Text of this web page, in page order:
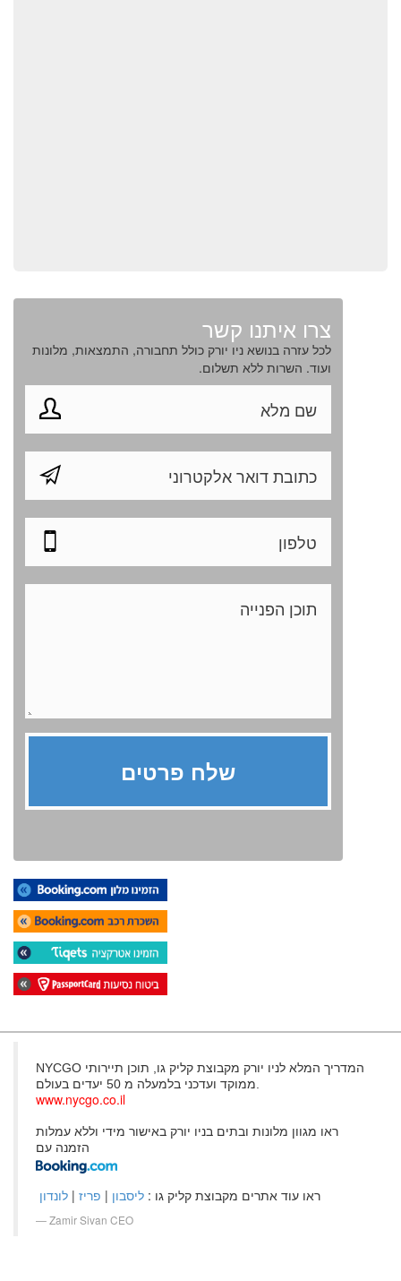
צרו איתנו קשר
לכל עזרה בנושא ניו יורק כולל תחבורה, התמצאות, מלונות
ועוד. השרות ללא תשלום.
NYCGO המדריך המלא לניו יורק מקבוצת קליק גו, תוכן תיירותי
www.nycgo.co.il
ראו מגוון מלונות ובתים בניו יורק באישור מידי וללא עמלות
ראו עוד אתרים מקבוצת קליק גו : ליסבון | פריז | לונדון
Zamir Sivan CEO